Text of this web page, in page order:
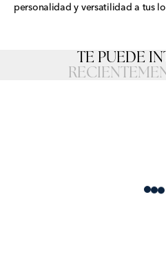
personalidad y versatilidad a tus
TE PUEDE